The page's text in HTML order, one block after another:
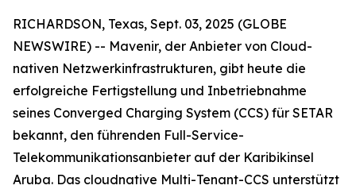
RICHARDSON, Texas, Sept. 03, 2025 (GLOBE
NEWSWIRE) -- Mavenir, der Anbieter von Cloud-
nativen Netzwerkinfrastrukturen, gibt heute die
erfolgreiche Fertigstellung und Inbetriebnahme
seines Converged Charging System (CCS) für SETAR
bekannt, den führenden Full-Service-
Telekommunikationsanbieter auf der Karibikinsel
Aruba. Das cloudnative Multi-Tenant-CCS unterstützt